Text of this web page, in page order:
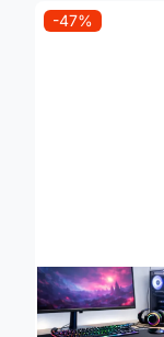
-47%